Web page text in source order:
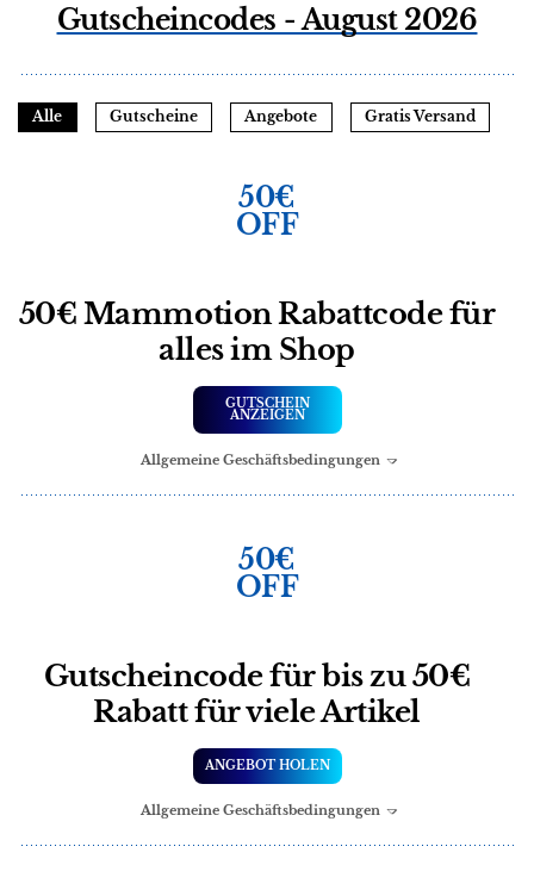
Gutscheincodes - August 2026
Alle Gutscheine Angebote Gratis Versand
50€
OFF
50€ Mammotion Rabattcode für
alles im Shop
GUTSCHEIN
ANZEIGEN
Allgemeine Geschäftsbedingungen
50€
OFF
Gutscheincode für bis zu 50€
Rabatt für viele Artikel
ANGEBOT HOLEN
Allgemeine Geschäftsbedingungen